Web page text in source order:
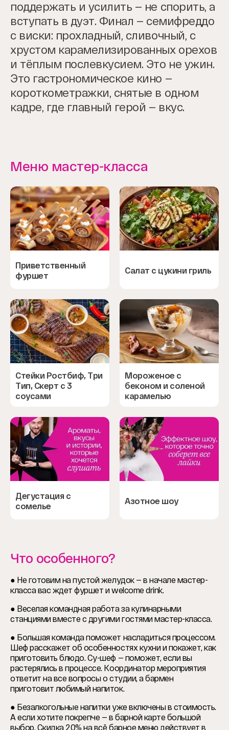
поддержать и усилить — не спорить, а
вступать в дуэт. Финал — семифреддо
с виски: прохладный, сливочный, с
хрустом карамелизированных орехов
и тёплым послевкусием. Это не ужин.
Это гастрономическое кино —
короткометражки, снятые в одном
кадре, где главный герой — вкус.
Меню мастер-класса
Приветственный
фуршет
Салат с цукини гриль
Стейки Ростбиф, Три
Тип, Скерт с 3
соусами
Мороженое с
беконом и соленой
карамелью
Дегустация с
сомелье
Азотное шоу
Что особенного?
● Не готовим на пустой желудок — в начале мастер-
класса вас ждет фуршет и welcome drink.
● Веселая командная работа за кулинарными
станциями вместе с другими гостями мастер-класса.
● Большая команда поможет насладиться процессом.
Шеф расскажет об особенностях кухни и покажет, как
приготовить блюдо. Су-шеф — поможет, если вы
растерялись в процессе. Координатор мероприятия
ответит на все вопросы о студии, а бармен
приготовит любимый напиток.
● Безалкогольные напитки уже включены в стоимость.
А если хотите покрепче — в барной карте большой
выбор. Скидка 20% на всё барное меню действует в